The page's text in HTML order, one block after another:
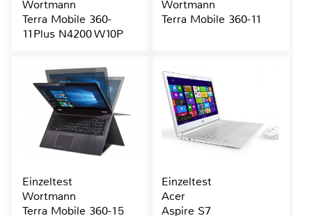
Wortmann
Terra Mobile 360-
11Plus N4200 W10P
Wortmann
Terra Mobile 360-11
Einzeltest
Wortmann
Terra Mobile 360-15
Einzeltest
Acer
Aspire S7